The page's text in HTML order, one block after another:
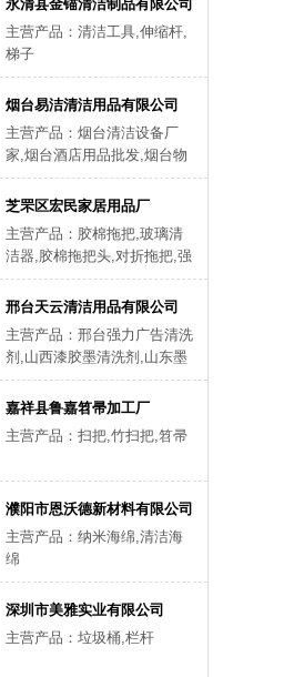
永清县金锚清洁制品有限公司
主营产品：清洁工具,伸缩杆,
梯子
烟台易洁清洁用品有限公司
主营产品：烟台清洁设备厂
家,烟台酒店用品批发,烟台物
业用品哪家好,烟台洗地机哪
家好,烟台垃圾桶,烟台清洁剂,
芝罘区宏民家居用品厂
主营产品：胶棉拖把,玻璃清
洁器,胶棉拖把头,对折拖把,强
力棉拖把
邢台天云清洁用品有限公司
主营产品：邢台强力广告清洗
剂,山西漆胶墨清洗剂,山东墨
汁清洗剂,河北不干胶清洗剂,
河南清洗剂
嘉祥县鲁嘉笤帚加工厂
主营产品：扫把,竹扫把,笤帚
濮阳市恩沃德新材料有限公司
主营产品：纳米海绵,清洁海
绵
深圳市美雅实业有限公司
主营产品：垃圾桶,栏杆